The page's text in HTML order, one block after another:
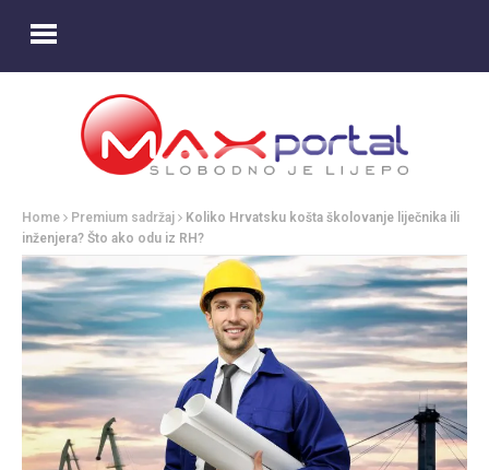
Home Premium sadržaj
Koliko Hrvatsku košta školovanje liječnika ili
inženjera? Što ako odu iz RH?